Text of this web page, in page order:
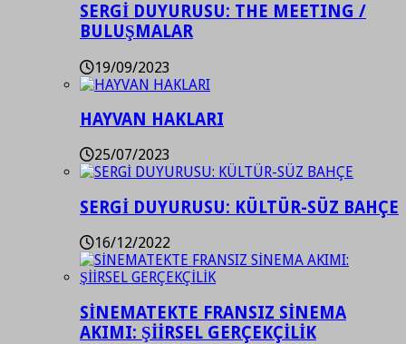
SERGİ DUYURUSU: THE MEETING /
BULUŞMALAR
19/09/2023
HAYVAN HAKLARI
25/07/2023
SERGİ DUYURUSU: KÜLTÜR-SÜZ BAHÇE
16/12/2022
SİNEMATEKTE FRANSIZ SİNEMA
AKIMI: ŞİİRSEL GERÇEKÇİLİK